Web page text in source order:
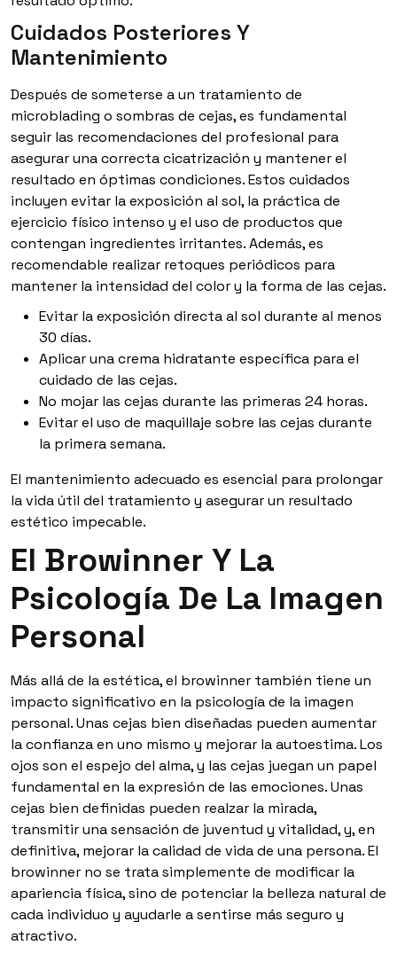
Cuidados Posteriores Y
Mantenimiento
Después de someterse a un tratamiento de
microblading o sombras de cejas, es fundamental
seguir las recomendaciones del profesional para
asegurar una correcta cicatrización y mantener el
resultado en óptimas condiciones. Estos cuidados
incluyen evitar la exposición al sol, la práctica de
ejercicio físico intenso y el uso de productos que
contengan ingredientes irritantes. Además, es
recomendable realizar retoques periódicos para
mantener la intensidad del color y la forma de las cejas.
Evitar la exposición directa al sol durante al menos
30 días.
Aplicar una crema hidratante específica para el
cuidado de las cejas.
No mojar las cejas durante las primeras 24 horas.
Evitar el uso de maquillaje sobre las cejas durante
la primera semana.
El mantenimiento adecuado es esencial para prolongar
la vida útil del tratamiento y asegurar un resultado
estético impecable.
El Browinner Y La
Psicología De La Imagen
Personal
Más allá de la estética, el browinner también tiene un
impacto significativo en la psicología de la imagen
personal. Unas cejas bien diseñadas pueden aumentar
la confianza en uno mismo y mejorar la autoestima. Los
ojos son el espejo del alma, y las cejas juegan un papel
fundamental en la expresión de las emociones. Unas
cejas bien definidas pueden realzar la mirada,
transmitir una sensación de juventud y vitalidad, y, en
definitiva, mejorar la calidad de vida de una persona. El
browinner no se trata simplemente de modificar la
apariencia física, sino de potenciar la belleza natural de
cada individuo y ayudarle a sentirse más seguro y
atractivo.